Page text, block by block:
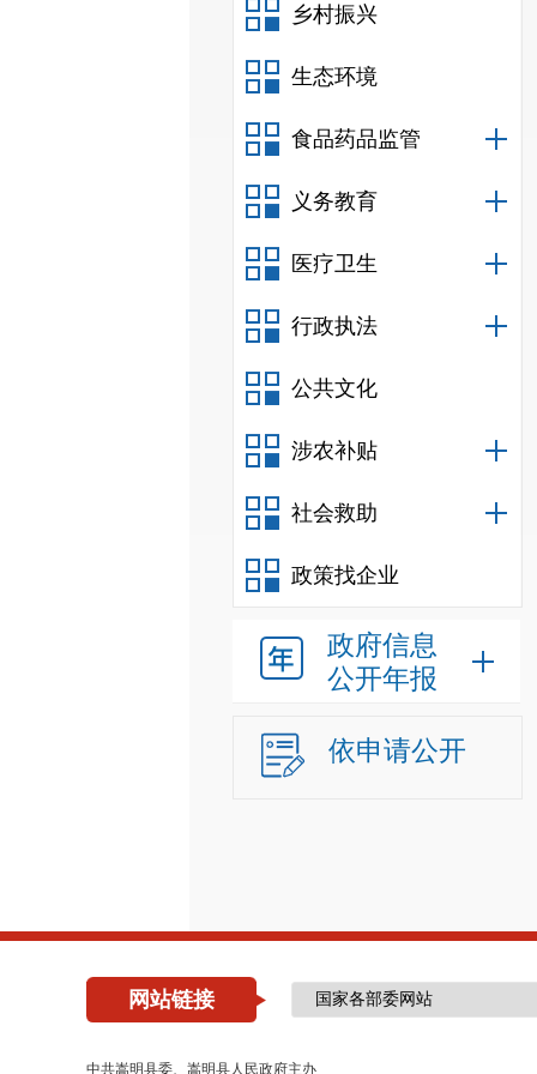
乡村振兴
生态环境
食品药品监管
义务教育
医疗卫生
行政执法
公共文化
涉农补贴
社会救助
政策找企业
政府信息
公开年报
依申请公开
网站链接
中共嵩明县委、嵩明县人民政府主办